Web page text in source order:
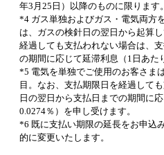
年3月25日）以降のものに限ります。
*4 ガス単独およびガス・電気両方
は、ガスの検針日の翌日から起算
経過しても支払われない場合は、
の期間に応じて延滞利息（1日あた
*5 電気を単独でご使用のお客さま
目。なお、支払期限日を経過して
日の翌日から支払日までの期間に
0.0274％）を申し受けます。
*6 既に支払い期限の延長をお申込
的に変更いたします。